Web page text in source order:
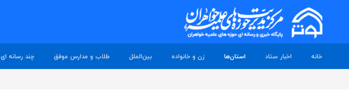
خانه اخبار ستاد استان‌ها زن و خانواده بین‌الملل طلاب و مدارس موفق چند رسانه ای